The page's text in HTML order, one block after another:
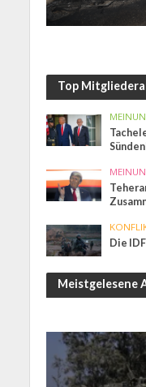
Top
Die
Meistgelesene